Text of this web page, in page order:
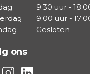
9:30 uur -
9:00 uur -
Gesloten
ons
ons via Facebook
Volg ons via Instagram
Volg ons via